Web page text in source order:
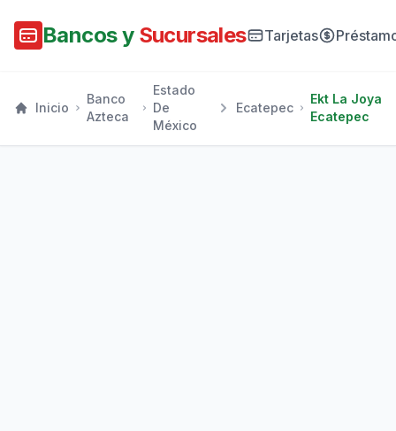
Bancos y Sucursales Tarjetas
Inicio
Banco
Azteca
Estado
De
México
Ecatepec
Ekt La Joya
Ecatepec